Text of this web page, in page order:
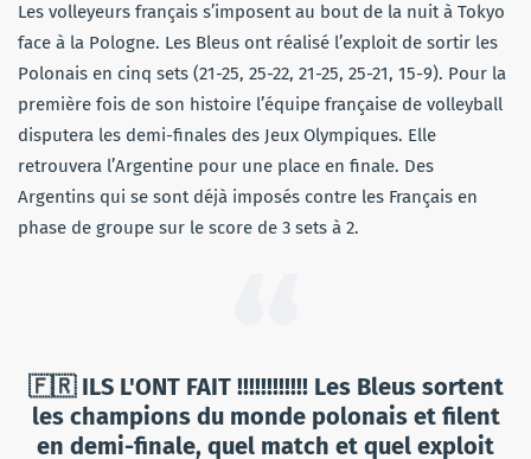
Les volleyeurs français s’imposent au bout de la nuit à Tokyo
face à la Pologne. Les Bleus ont réalisé l’exploit de sortir les
Polonais en cinq sets (21-25, 25-22, 21-25, 25-21, 15-9). Pour la
première fois de son histoire l’équipe française de volleyball
disputera les demi-finales des Jeux Olympiques. Elle
retrouvera l’Argentine pour une place en finale. Des
Argentins qui se sont déjà imposés contre les Français en
phase de groupe sur le score de 3 sets à 2.
🇫🇷 ILS L'ONT FAIT !!!!!!!!!!!! Les Bleus sortent
les champions du monde polonais et filent
en demi-finale, quel match et quel exploit